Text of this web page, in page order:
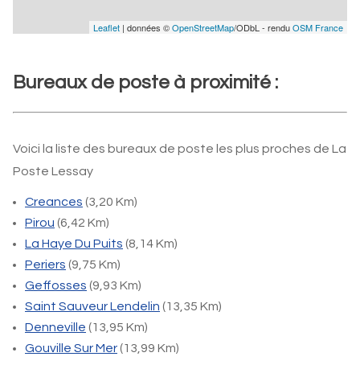
Leaflet | données ©OpenStreetMap/ODbL - renduOSM France
Bureaux de poste à proximité :
Voici la liste des bureaux de poste les plus proches de La
Poste Lessay
Creances (3,20 Km)
Pirou (6,42 Km)
La Haye Du Puits (8,14 Km)
Periers (9,75 Km)
Geffosses (9,93 Km)
Saint Sauveur Lendelin (13,35 Km)
Denneville (13,95 Km)
Gouville Sur Mer(13,99 Km)